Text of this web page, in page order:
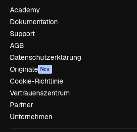
Academy
Dokumentation
Support
AGB
Datenschutzerklärung
Originale Neu
Cookie-Richtlinie
Vertrauenszentrum
Partner
Unternehmen